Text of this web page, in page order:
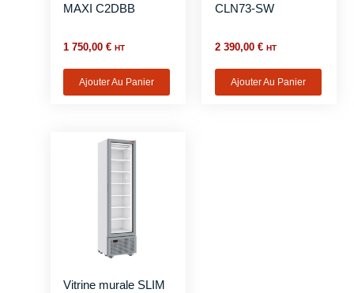
MAXI C2DBB
1 750,00€ HT
Ajouter Au Panier
CLN73-SW
2 390,00 € HT
Ajouter Au Panier
Vitrine murale SLIM